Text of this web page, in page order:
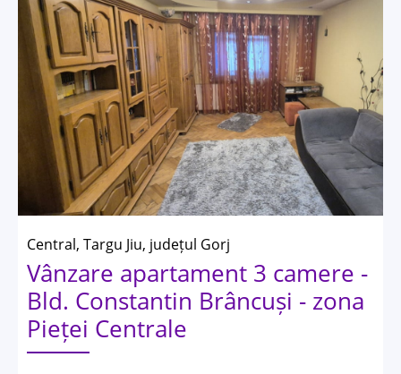
Central, Targu Jiu, județul Gorj
Vânzare apartament 3 camere -
Bld. Constantin Brâncuși - zona
Pieței Centrale